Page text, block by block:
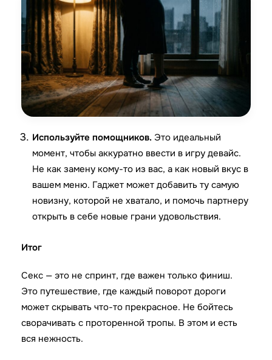
Используйте помощников. Это идеальный
момент, чтобы аккуратно ввести в игру девайс.
Не как замену кому-то из вас, а как новый вкус в
вашем меню. Гаджет может добавить ту самую
новизну, которой не хватало, и помочь партнеру
открыть в себе новые грани удовольствия.
Итог
Секс — это не спринт, где важен только финиш.
Это путешествие, где каждый поворот дороги
может скрывать что-то прекрасное. Не бойтесь
сворачивать с проторенной тропы. В этом и есть
вся нежность.